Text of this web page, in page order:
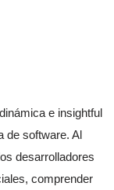
e insightful
de software. Al
desarrolladores
comprender